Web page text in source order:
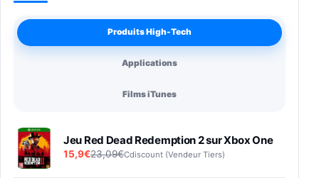
Produits High-Tech
Applications
Films iTunes
Jeu Red Dead Redemption 2 sur Xbox One
15,9€23,09€Cdiscount (Vendeur Tiers)